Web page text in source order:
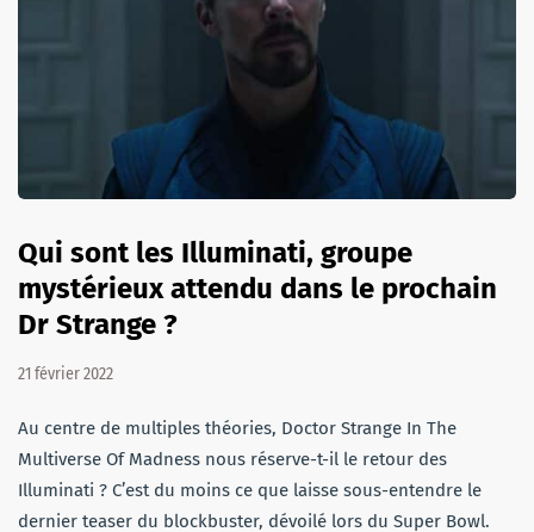
Qui sont les Illuminati, groupe
mystérieux attendu dans le prochain
Dr Strange ?
21 février 2022
Au centre de multiples théories, Doctor Strange In The
Multiverse Of Madness nous réserve-t-il le retour des
Illuminati ? C’est du moins ce que laisse sous-entendre le
dernier teaser du blockbuster, dévoilé lors du Super Bowl.